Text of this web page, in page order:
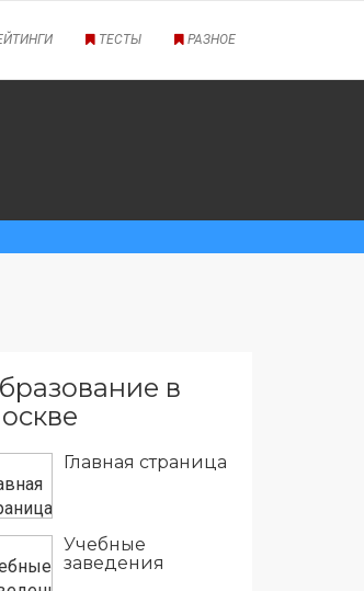
ТЕСТЫ РАЗНОЕ
в
Главная страница
Учебные
заведения